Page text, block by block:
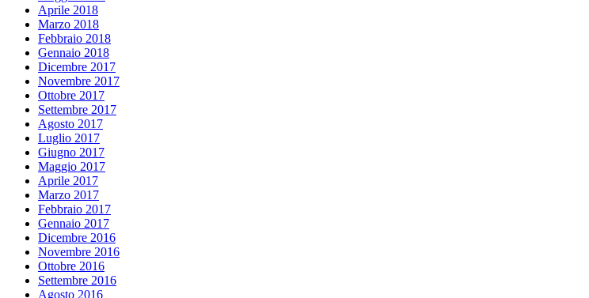
Aprile 2018
Marzo 2018
Febbraio 2018
Gennaio 2018
Dicembre 2017
Novembre 2017
Ottobre 2017
Settembre 2017
Agosto 2017
Luglio 2017
Giugno 2017
Maggio 2017
Aprile 2017
Marzo 2017
Febbraio 2017
Gennaio 2017
Dicembre 2016
Novembre 2016
Ottobre 2016
Settembre 2016
Agosto 2016